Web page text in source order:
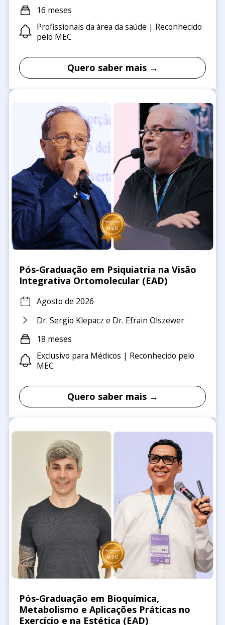
16 meses
Profissionais da área da saúde | Reconhecido
pelo MEC
Quero saber mais →
Pós-Graduação em Psiquiatria na Visão
Integrativa Ortomolecular (EAD)
Agosto de 2026
Dr. Sergio Klepacz e Dr. Efrain Olszewer
18 meses
Exclusivo para Médicos | Reconhecido pelo
MEC
Quero saber mais →
Pós-Graduação em Bioquímica,
Metabolismo e Aplicações Práticas no
Exercício e na Estética (EAD)